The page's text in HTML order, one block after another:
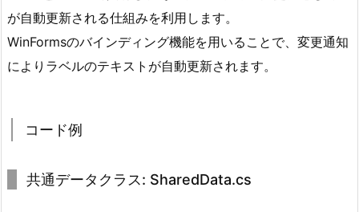
利用例:
LabelTextChanged +=
UpdateLabel;
UpdateLabel
イベントの定義:
が自動更新される仕組みを利用します。
WinFormsのバインディング機能を用いることで、変更通知
によりラベルのテキストが自動更新されます。
コード例
共通データクラス: SharedData.cs